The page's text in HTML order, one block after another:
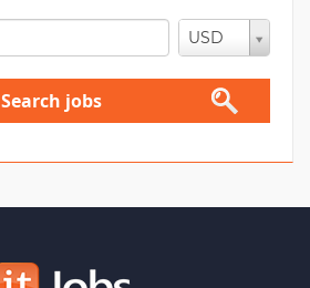
USD
Search jobs